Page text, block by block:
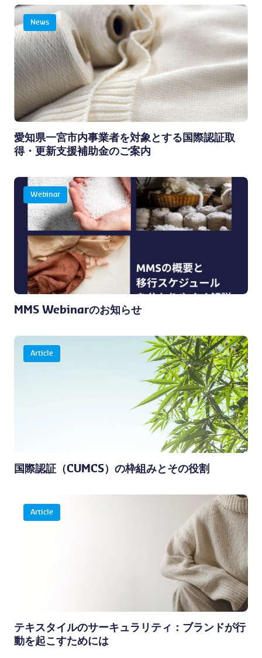
News
愛知県一宮市内事業者を対象とする国際認証取
得・更新支援補助金のご案内
Webinar
MMS Webinarのお知らせ
Article
国際認証（CUMCS）の枠組みとその役割
Article
テキスタイルのサーキュラリティ：ブランドが行
動を起こすためには